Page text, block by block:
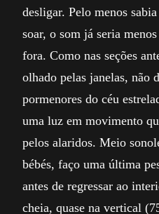
desligar. Pelo menos
soar, o som já seria
fora. Como nas seções
olhado pelas janelas, não
pormenores do céu
uma luz em movimento
pelos alaridos. Meio
bébés, faço uma última
antes de regressar ao
cheia, quase na vertical